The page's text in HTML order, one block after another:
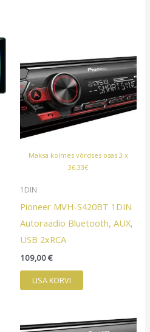
Maksa kolmes võrdses osas 3 x
36.33€
1DIN
Pioneer MVH-S420BT 1DIN
Autoraadio Bluetooth, AUX,
USB 2xRCA
109,00€
LISA KORVI